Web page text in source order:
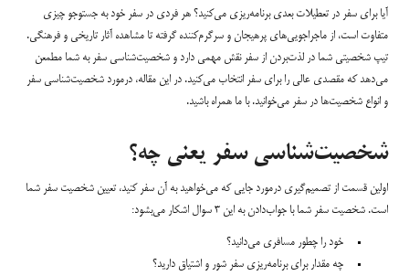
آیا برای سفر در تعطیلات بعدی برنامه‌ریزی می‌کنید؟ هر فردی در سفر خود به جستوجو چیزی
متفاوت است، از ماجراجویی‌های پرهیجان و سرگرم‌کننده گرفته تا مشاهده آثار تاریخی و فرهنگی.
تیپ شخصیتی شما در لذت‌بردن از سفر نقش مهمی دارد و شخصیت‌شناسی سفر به شما مطمعن
می‌دهد که مقصدی عالی را برای سفر انتخاب می‌کنید. در این مقاله، درمورد شخصیت‌شناسی سفر
و انواع شخصیت‌ها در سفر می‌خوانید. با ما همراه باشید.
شخصیت‌شناسی سفر یعنی چه؟
اولین قسمت از تصمیم‌گیری درمورد جایی که می‌خواهید به آن سفر کنید، تعیین شخصیت سفر شما
است. شخصیت سفر شما با جواب‌دادن به این ۳ سوال اشکار می‌بشود:
خود را چطور مسافری می‌دانید؟
چه مقدار برای برنامه‌ریزی سفر شور و اشتیاق دارید؟